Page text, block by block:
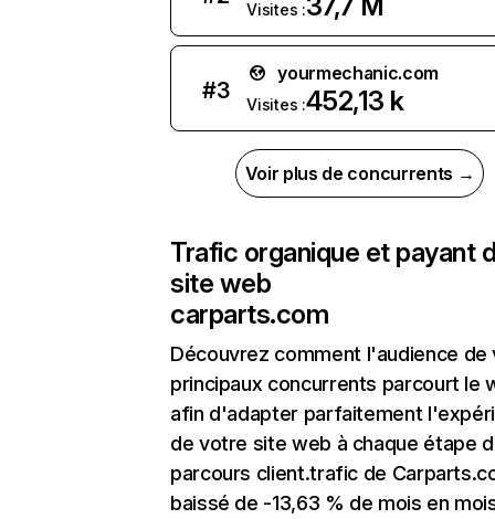
Visites :
#3
yourmechanic.com
Visites :452,13 k
Voir plus de concurrents →
Trafic organique et payant
site web
carparts.com
Découvrez comment l'audience de
principaux concurrents parcourt le
afin d'adapter parfaitement
de votre site web à chaque étape
parcours client.trafic de
baissé de -13,63 % de mois en